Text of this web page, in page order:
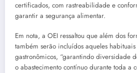
certificados, com rastreabilidade e
garantir a segurança alimentar.
Em nota, a OEI ressaltou que além dos
também serão incluídos aqueles
gastronômicos, “garantindo diversidade
o abastecimento contínuo durante toda a